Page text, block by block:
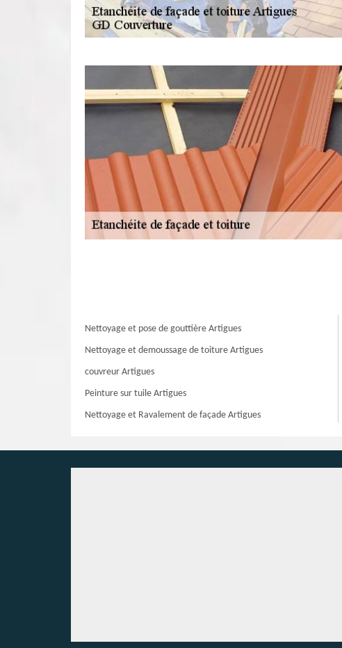
Nettoyage et pose de gouttière Artigues
Nettoyage et demoussage de toiture Artigues
couvreur Artigues
Peinture sur tuile Artigues
Nettoyage et Ravalement de façade Artigues